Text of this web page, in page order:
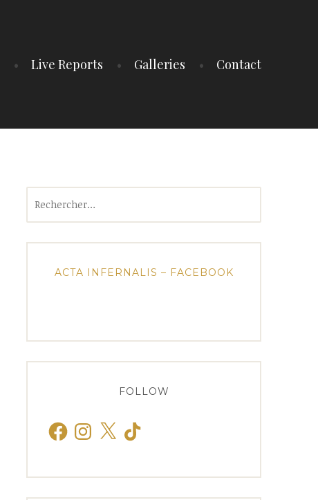
Live Reports Galleries Contact
ACTA INFERNALIS – FACEBOOK
FOLLOW
FacebookInstagram
X TikTok